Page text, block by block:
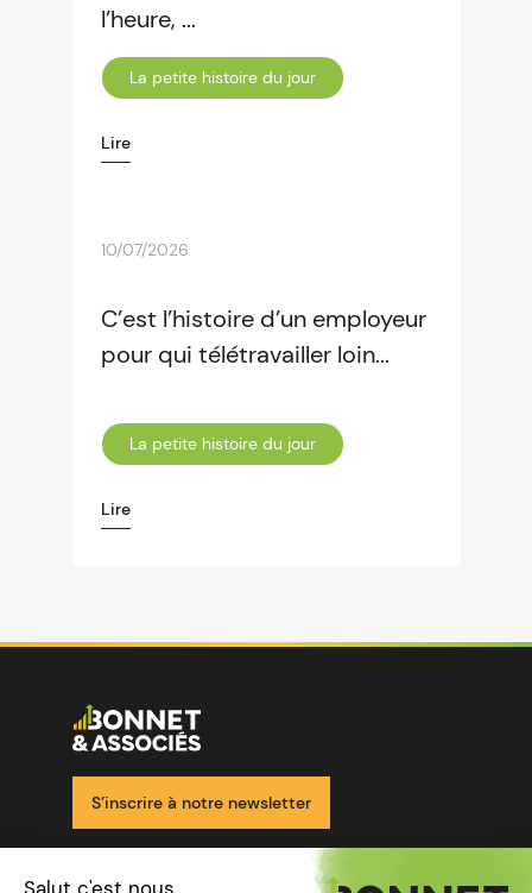
l’heure, ...
La petite histoire du jour
Lire
10/07/2026
C’est l’histoire d’un employeur
pour qui télétravailler loin...
La petite histoire du jour
Lire
Image
S’inscrire à notre newsletter